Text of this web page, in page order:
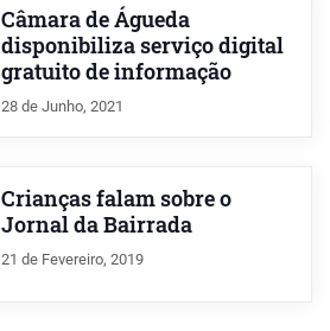
Câmara de Águeda
disponibiliza serviço digital
gratuito de informação
28 de Junho, 2021
Crianças falam sobre o
Jornal da Bairrada
21 de Fevereiro, 2019